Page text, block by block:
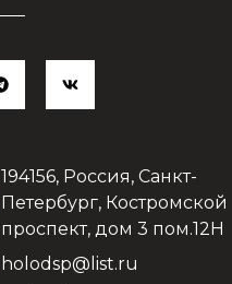
194156, Россия, Санкт-
Петербург, Костромской
проспект, дом 3 пом.12Н
holodsp@list.ru